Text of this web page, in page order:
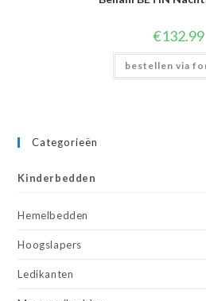
€132.99
bestellen via
Categorieën
Kinderbedden
Hemelbedden
Hoogslapers
Ledikanten